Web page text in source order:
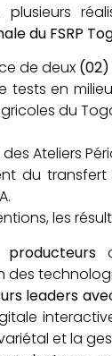
plusieurs
du FSRP
de deux
tests en
du
Ateliers
du transfert
les
des
leaders
et la